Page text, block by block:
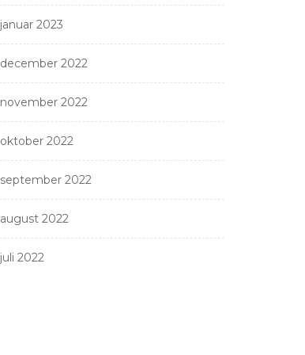
januar 2023
december 2022
november 2022
oktober 2022
september 2022
august 2022
juli 2022